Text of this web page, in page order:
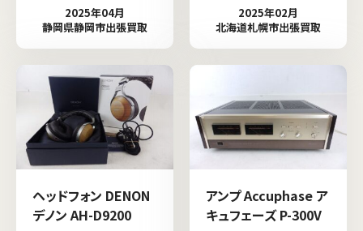
2025年04月
静岡県静岡市出張買取
2025年02月
北海道札幌市出張買取
ヘッドフォン DENON
デノン AH-D9200
アンプ Accuphase ア
キュフェーズ P-300V